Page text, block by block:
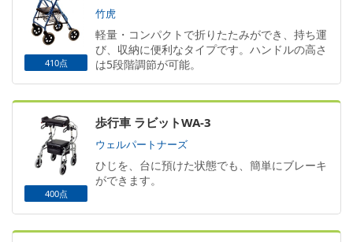
410点
竹虎
軽量・コンパクトで折りたたみができ、持ち運
び、収納に便利なタイプです。ハンドルの高さ
は5段階調節が可能。
400点
歩行車 ラビットWA-3
ウェルパートナーズ
ひじを、台に預けた状態でも、簡単にブレーキ
ができます。